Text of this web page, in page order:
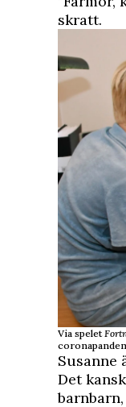
skratt.
Via spelet
Susanne
Det